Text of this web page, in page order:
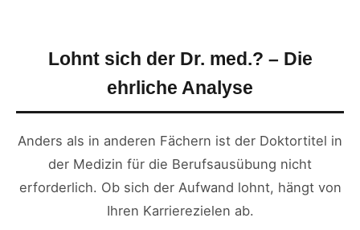
Lohnt sich der Dr. med.? – Die
ehrliche Analyse
Anders als in anderen Fächern ist der Doktortitel in
der Medizin für die Berufsausübung nicht
erforderlich. Ob sich der Aufwand lohnt, hängt von
Ihren Karrierezielen ab.